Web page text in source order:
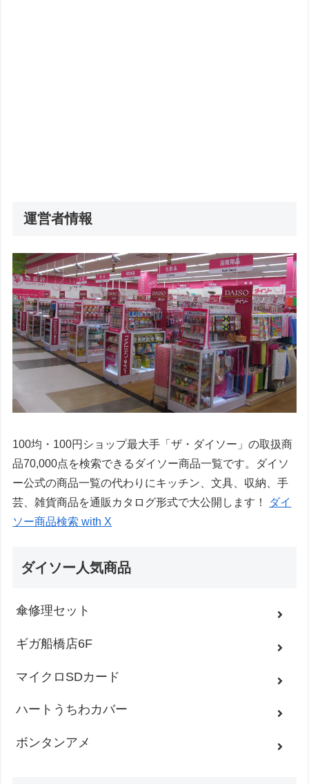
運営者情報
100均・100円ショップ最大手「ザ・ダイソー」の取扱商
品70,000点を検索できるダイソー商品一覧です。ダイソ
ー公式の商品一覧の代わりにキッチン、文具、収納、手
芸、雑貨商品を通販カタログ形式で大公開します！
ダイ
ソー商品検索 with X
ダイソー人気商品
傘修理セット
ギガ船橋店6F
マイクロSDカード
ハートうちわカバー
ボンタンアメ